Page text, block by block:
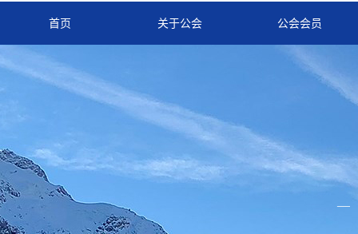
首页 关于公会 公会会员